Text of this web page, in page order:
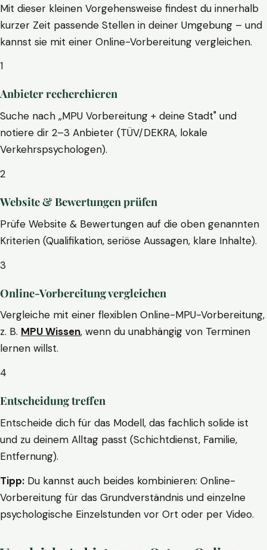
Mit dieser kleinen Vorgehensweise findest du innerhalb
kurzer Zeit passende Stellen in deiner Umgebung – und
kannst sie mit einer Online-Vorbereitung vergleichen.
1
Anbieter recherchieren
Suche nach „MPU Vorbereitung + deine Stadt" und
notiere dir 2–3 Anbieter (TÜV/DEKRA, lokale
Verkehrspsychologen).
2
Website & Bewertungen prüfen
Prüfe Website & Bewertungen auf die oben genannten
Kriterien (Qualifikation, seriöse Aussagen, klare Inhalte).
3
Online-Vorbereitung vergleichen
Vergleiche mit einer flexiblen Online-MPU-Vorbereitung,
z. B. MPU Wissen, wenn du unabhängig von Terminen
lernen willst.
4
Entscheidung treffen
Entscheide dich für das Modell, das fachlich solide ist
und zu deinem Alltag passt (Schichtdienst, Familie,
Entfernung).
Tipp: Du kannst auch beides kombinieren: Online-
Vorbereitung für das Grundverständnis und einzelne
psychologische Einzelstunden vor Ort oder per Video.